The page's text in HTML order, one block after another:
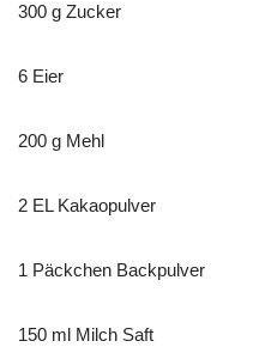
300 g Zucker
6 Eier
200 g Mehl
2 EL Kakaopulver
1 Päckchen Backpulver
150 ml Milch Saft